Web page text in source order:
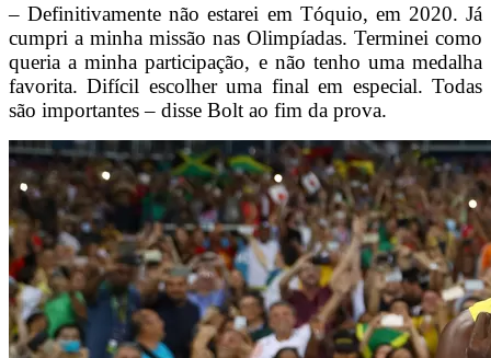
– Definitivamente não estarei em Tóquio, em 2020. Já
cumpri a minha missão nas Olimpíadas. Terminei como
queria a minha participação, e não tenho uma medalha
favorita. Difícil escolher uma final em especial. Todas
são importantes – disse Bolt ao fim da prova.